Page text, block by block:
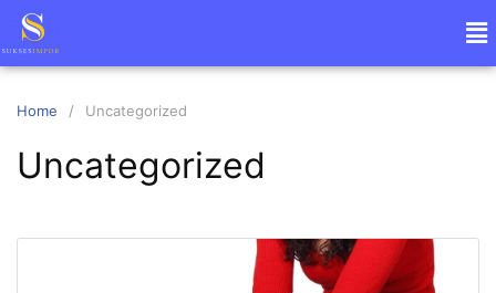
Home Uncategorized
Uncategorized